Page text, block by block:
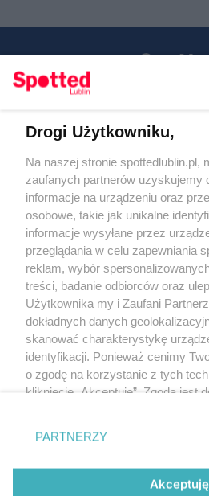
KATEGORIE
OGŁOSZENIA
WYDARZENIA
NA SKRÓTY
Regulamin
Polityka prywatności
RODO
Warunki korzystania z treści
Drogi Użytkowniku,
Na naszej stronie spottedlublin.pl,
zaufanych partnerów uzyskujemy
informacje na urządzeniu oraz
osobowe, takie jak unikalne
informacje wysyłane przez
przeglądania w celu zapewniania
reklam, wybór
treści, badanie odbiorców oraz
Użytkownika my i Zaufani
dokładnych danych
skanować charakterystykę
identyfikacji. Ponieważ cenimy
o zgodę na korzystanie z tych
kliknięcie „Akceptuję”. Zgoda jest
prywatności znajdujący się w
. Niektóre rodzaje
zgody użytkownika, ale masz
takiemu przetwarzaniu. Preferencje
PARTNERZY
Akceptuję